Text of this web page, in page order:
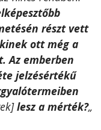
részt vett
ott még a
Az emberben
jelzésértékű
lesz a mérték?„